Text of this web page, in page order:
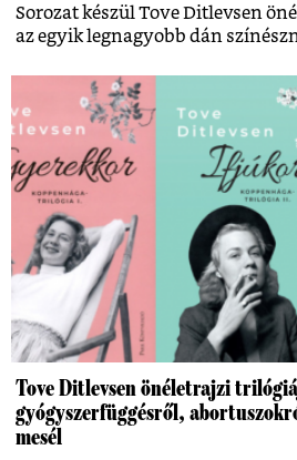
Sorozat készül Tove Ditlevsen
az egyik legnagyobb dán
Tove Ditlevsen önéletrajzi
gyógyszerfüggésről,
mesél